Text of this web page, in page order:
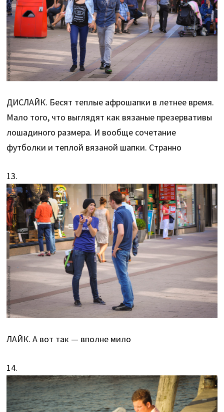
ДИСЛАЙК. Бесят теплые афрошапки в летнее время.
Мало того, что выглядят как вязаные презервативы
лошадиного размера. И вообще сочетание
футболки и теплой вязаной шапки. Странно
13.
ЛАЙК. А вот так — вполне мило
14.